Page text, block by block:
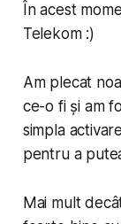
În acest
Telekom :)
Am plecat
ce-o fiși am
simpla
pentru a
Mai mult